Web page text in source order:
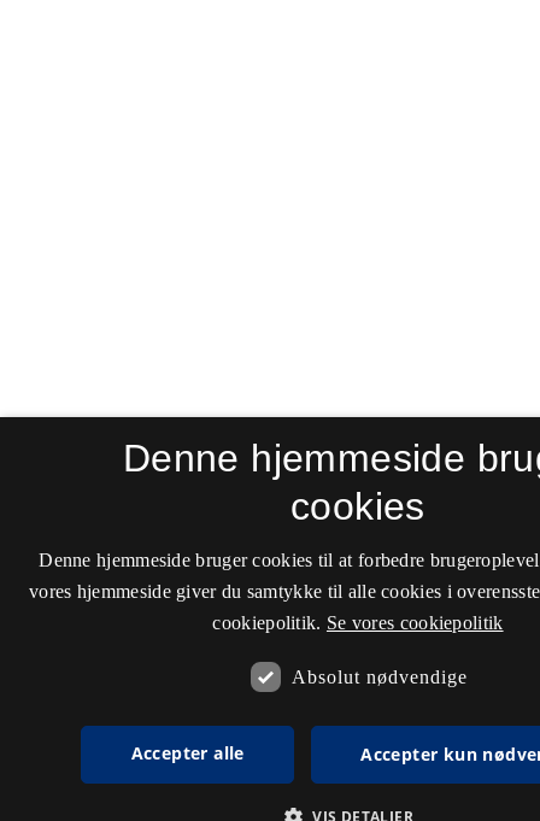
Denne hjemmeside
cookies
Denne hjemmeside bruger cookies til at forbedre
vores hjemmeside giver du samtykke til alle cookies i
cookiepolitik. Se vores cookiepolitik
Absolut nødvendige
Accepter alle Accepter kun
VIS DETALJER